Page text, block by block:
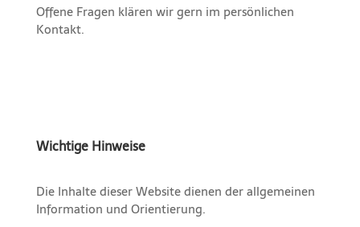
Offene Fragen klären wir gern im persönlichen
Kontakt.
Wichtige Hinweise
Die Inhalte dieser Website dienen der allgemeinen
Information und Orientierung.